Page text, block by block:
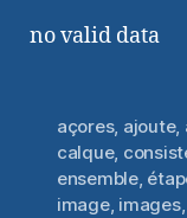
no valid data
açores, ajoute,
calque,
ensemble,
image, images,